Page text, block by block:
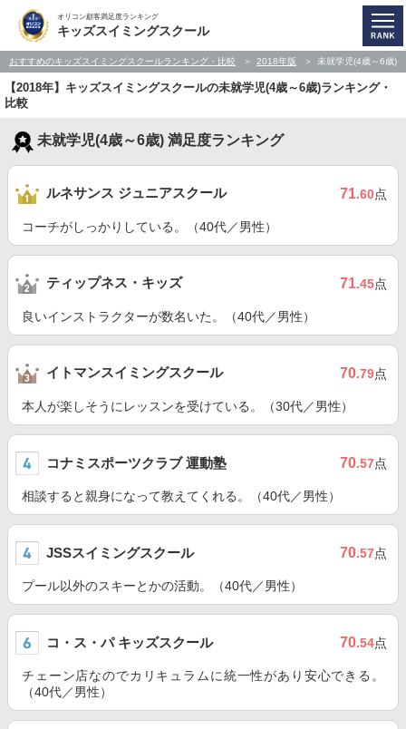
オリコン顧客満足度ランキング
キッズスイミングスクール
おすすめのキッズスイミングスクールランキング・比較 2018年版 未就学児(4歳～6歳)
【2018年】キッズスイミングスクールの未就学児(4歳～6歳)ランキング・
比較
未就学児(4歳～6歳) 満足度ランキング
ルネサンス ジュニアスクール 71.60点
コーチがしっかりしている。（40代／男性）
ティップネス・キッズ 71.45点
良いインストラクターが数名いた。（40代／男性）
イトマンスイミングスクール 70.79点
本人が楽しそうにレッスンを受けている。（30代／男性）
コナミスポーツクラブ 運動塾 70.57点
相談すると親身になって教えてくれる。（40代／男性）
JSSスイミングスクール 70.57点
プール以外のスキーとかの活動。（40代／男性）
コ・ス・パ キッズスクール 70.54点
チェーン店なのでカリキュラムに統一性があり安心できる。
（40代／男性）